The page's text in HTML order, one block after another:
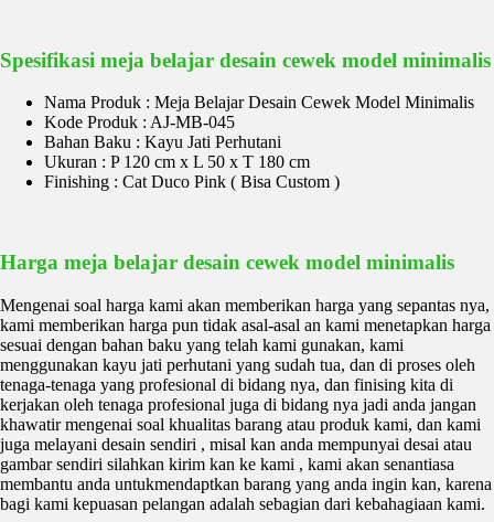
Spesifikasi meja belajar desain cewek model minimalis
Nama Produk : Meja Belajar Desain Cewek Model Minimalis
Kode Produk : AJ-MB-045
Bahan Baku : Kayu Jati Perhutani
Ukuran : P 120 cm x L 50 x T 180 cm
Finishing : Cat Duco Pink ( Bisa Custom )
Harga meja belajar desain cewek model minimalis
Mengenai soal harga kami akan memberikan harga yang sepantas nya,
kami memberikan harga pun tidak asal-asal an kami menetapkan harga
sesuai dengan bahan baku yang telah kami gunakan, kami
menggunakan kayu jati perhutani yang sudah tua, dan di proses oleh
tenaga-tenaga yang profesional di bidang nya, dan finising kita di
kerjakan oleh tenaga profesional juga di bidang nya jadi anda jangan
khawatir mengenai soal khualitas barang atau produk kami, dan kami
juga melayani desain sendiri , misal kan anda mempunyai desai atau
gambar sendiri silahkan kirim kan ke kami , kami akan senantiasa
membantu anda untukmendaptkan barang yang anda ingin kan, karena
bagi kami kepuasan pelangan adalah sebagian dari kebahagiaan kami.